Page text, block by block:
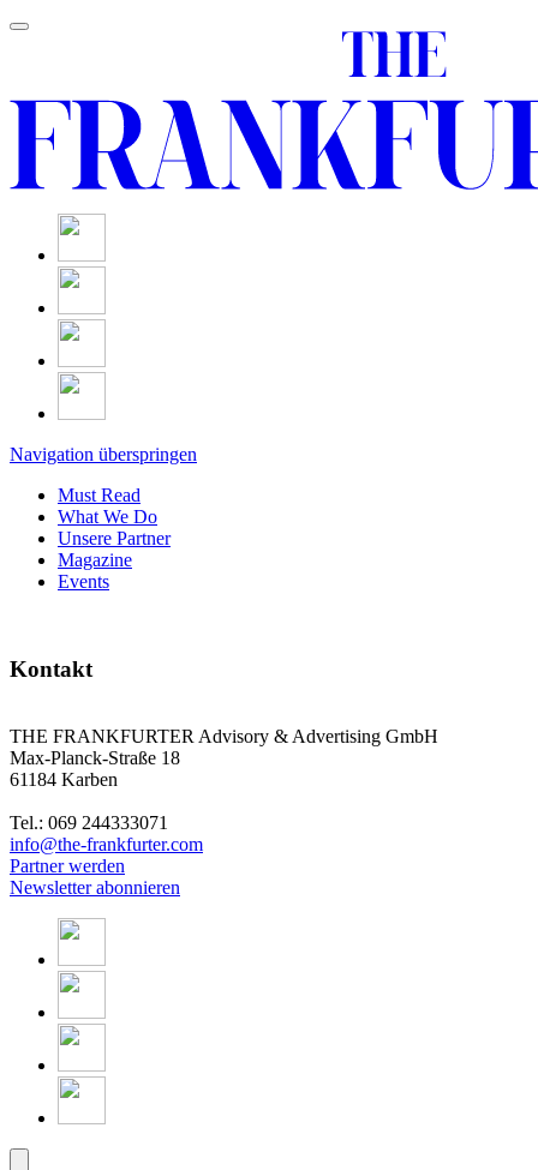
Navigation überspringen
Must Read
What We Do
Unsere Partner
Magazine
Events
Kontakt
THE FRANKFURTER Advisory & Advertising GmbH
Max-Planck-Straße 18
61184 Karben
Tel.: 069 244333071
info@the-frankfurter.com
Partner werden
Newsletter abonnieren